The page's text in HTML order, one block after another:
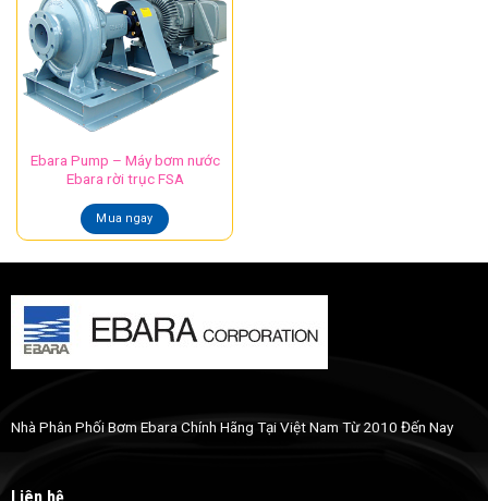
Ebara Pump – Máy bơm nước
Ebara rời trục FSA
Mua ngay
Nhà Phân Phối Bơm Ebara Chính Hãng Tại Việt Nam Từ 2010 Đến Nay